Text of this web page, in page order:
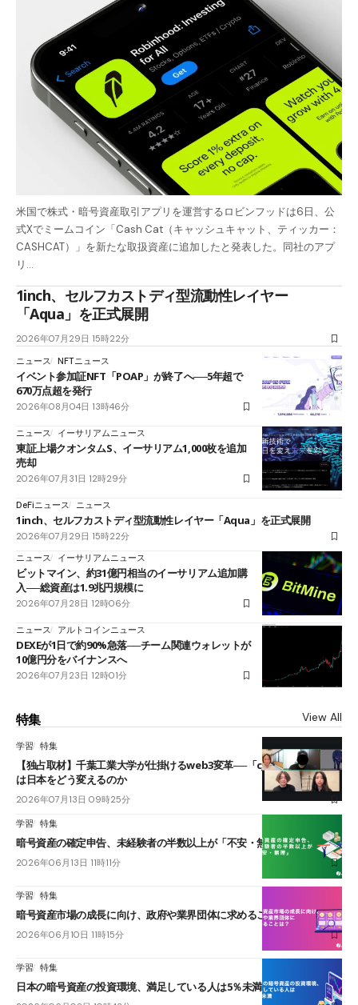
米国で株式・暗号資産取引アプリを運営するロビンフッドは6日、公
式Xでミームコイン「Cash Cat（キャッシュキャット、ティッカー：
CASHCAT）」を新たな取扱資産に追加したと発表した。同社のアプ
リ…
1inch、セルフカストディ型流動性レイヤー
「Aqua」を正式展開
2026年07月29日 15時22分
ニュース NFTニュース
イベント参加証NFT「POAP」が終了へ──5年超で
670万点超を発行
2026年08月04日 13時46分
ニュース イーサリアムニュース
東証上場クオンタムS、イーサリアム1,000枚を追加
売却
2026年07月31日 12時29分
DeFiニュース ニュース
1inch、セルフカストディ型流動性レイヤー「Aqua」を正式展開
2026年07月29日 15時22分
ニュース
イーサリアムニュース
ビットマイン、約31億円相当のイーサリアム追加購
入──総資産は1.9兆円規模に
2026年07月28日 12時06分
ニュース アルトコインニュース
DEXEが1日で約90%急落──チーム関連ウォレットが
10億円分をバイナンスへ
2026年07月23日 12時01分
特集 View All
学習 特集
【独占取材】千葉工業大学が仕掛けるweb3変革──「cJPY」とAIの融合
は日本をどう変えるのか
2026年07月13日 09時25分
学習 特集
暗号資産の確定申告、未経験者の半数以上が「不安・無理」
2026年06月13日 11時11分
学習 特集
暗号資産市場の成長に向け、政府や業界団体に求めることは？
2026年06月10日 11時15分
学習 特集
日本の暗号資産の投資環境、満足している人は5％未満